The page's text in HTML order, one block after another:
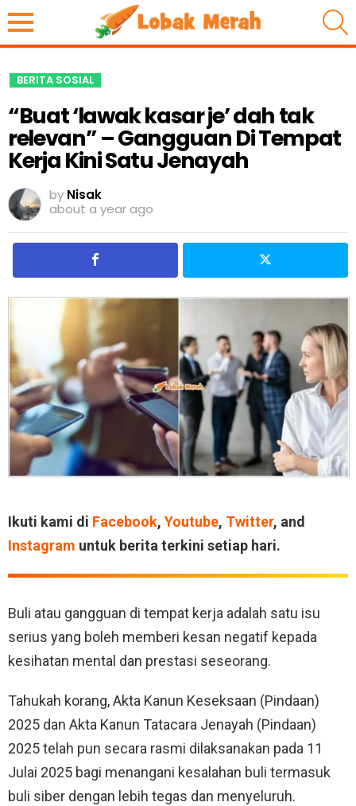
BERITA SOSIAL
“Buat ‘lawak kasar je’ dah tak
relevan” – Gangguan Di Tempat
Kerja Kini Satu Jenayah
by Nisak
about a year ago
Ikuti kami di Facebook, Youtube, Twitter, and
Instagram untuk berita terkini setiap hari.
Buli atau gangguan di tempat kerja adalah satu isu
serius yang boleh memberi kesan negatif kepada
kesihatan mental dan prestasi seseorang.
Tahukah korang, Akta Kanun Keseksaan (Pindaan)
2025 dan Akta Kanun Tatacara Jenayah (Pindaan)
2025 telah pun secara rasmi dilaksanakan pada 11
Julai 2025 bagi menangani kesalahan buli termasuk
buli siber dengan lebih tegas dan menyeluruh.